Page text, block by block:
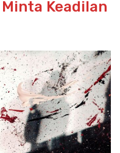
Keadilan